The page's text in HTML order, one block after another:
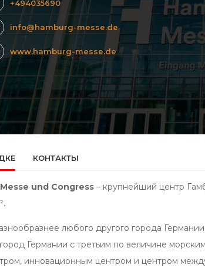
+494035690
info@hamburg-messe.de
www.hamburg-messe.de
КОНТАКТЫ
und Congress – крупнейший центр
любого другого города
Германии с третьим по величине
инновационным центром и центром